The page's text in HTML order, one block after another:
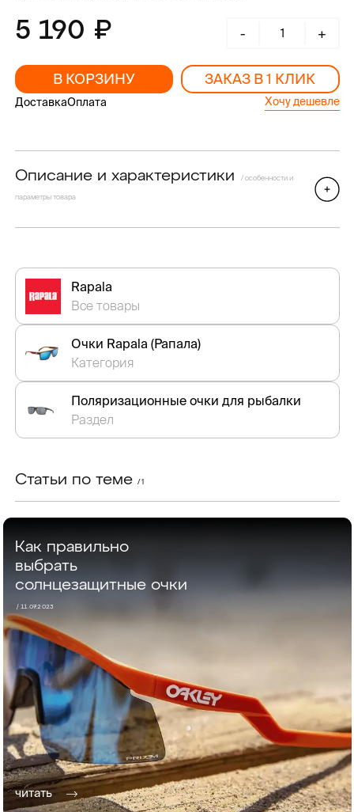
5 190 - +
В КОРЗИНУ ЗАКАЗ В 1 КЛИК
ДоставкаОплата Хочу дешевле
Описание и характеристики / особенности и
параметры товара
Rapala
Все товары
Очки Rapala (Рапала)
Категория
Поляризационные очки для рыбалки
Раздел
Статьи по теме / 1
Как правильно
выбрать
солнцезащитные очки
/ 11.07.2023
читать